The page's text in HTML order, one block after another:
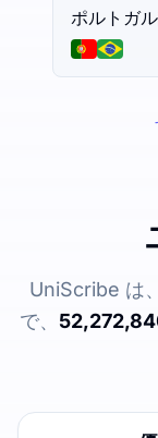
ポルトガ
UniScribe は
で、